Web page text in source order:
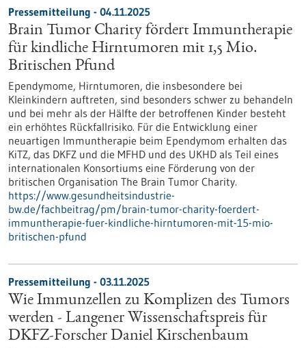
Pressemitteilung - 04.11.2025
Brain Tumor Charity fördert Immuntherapie
für kindliche Hirntumoren mit 1,5 Mio.
Britischen Pfund
Ependymome, Hirntumoren, die insbesondere bei
Kleinkindern auftreten, sind besonders schwer zu behandeln
und bei mehr als der Hälfte der betroffenen Kinder besteht
ein erhöhtes Rückfallrisiko. Für die Entwicklung einer
neuartigen Immuntherapie beim Ependymom erhalten das
KiTZ, das DKFZ und die MFHD und des UKHD als Teil eines
internationalen Konsortiums eine Förderung von der
britischen Organisation The Brain Tumor Charity.
https://www.gesundheitsindustrie-
bw.de/fachbeitrag/pm/brain-tumor-charity-foerdert-
immuntherapie-fuer-kindliche-hirntumoren-mit-15-mio-
britischen-pfund
Pressemitteilung - 03.11.2025
Wie Immunzellen zu Komplizen des Tumors
werden - Langener Wissenschaftspreis für
DKFZ-Forscher Daniel Kirschenbaum